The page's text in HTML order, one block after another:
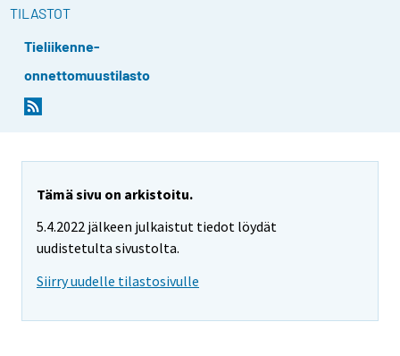
TILASTOT
Tieliikenne-
onnettomuustilasto
Tämä sivu on arkistoitu.
5.4.2022 jälkeen julkaistut tiedot löydät
uudistetulta sivustolta.
Siirry uudelle tilastosivulle